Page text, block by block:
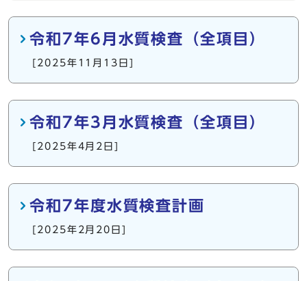
令和7年6月水質検査（全項目）
[2025年11月13日]
令和7年3月水質検査（全項目）
[2025年4月2日]
令和7年度水質検査計画
[2025年2月20日]